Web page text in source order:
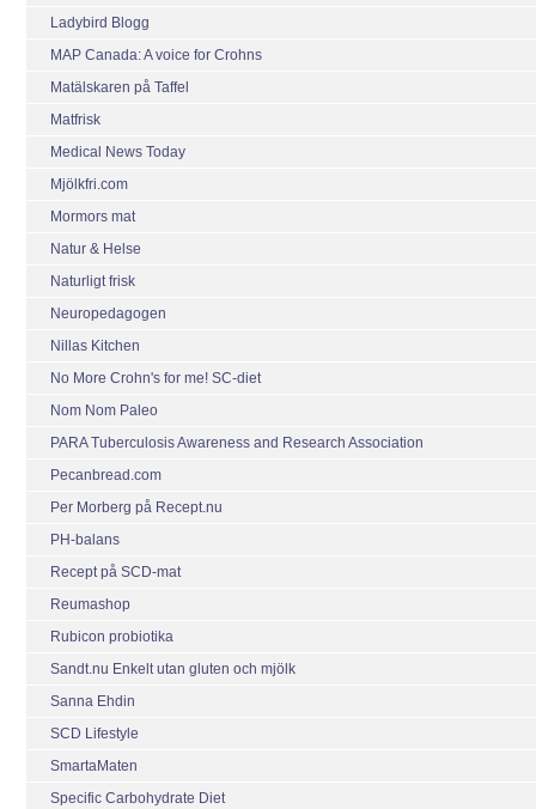
Ladybird Blogg
MAP Canada: A voice for Crohns
Matälskaren på Taffel
Matfrisk
Medical News Today
Mjölkfri.com
Mormors mat
Natur & Helse
Naturligt frisk
Neuropedagogen
Nillas Kitchen
No More Crohn's for me! SC-diet
Nom Nom Paleo
PARA Tuberculosis Awareness and Research Association
Pecanbread.com
Per Morberg på Recept.nu
PH-balans
Recept på SCD-mat
Reumashop
Rubicon probiotika
Sandt.nu Enkelt utan gluten och mjölk
Sanna Ehdin
SCD Lifestyle
SmartaMaten
Specific Carbohydrate Diet